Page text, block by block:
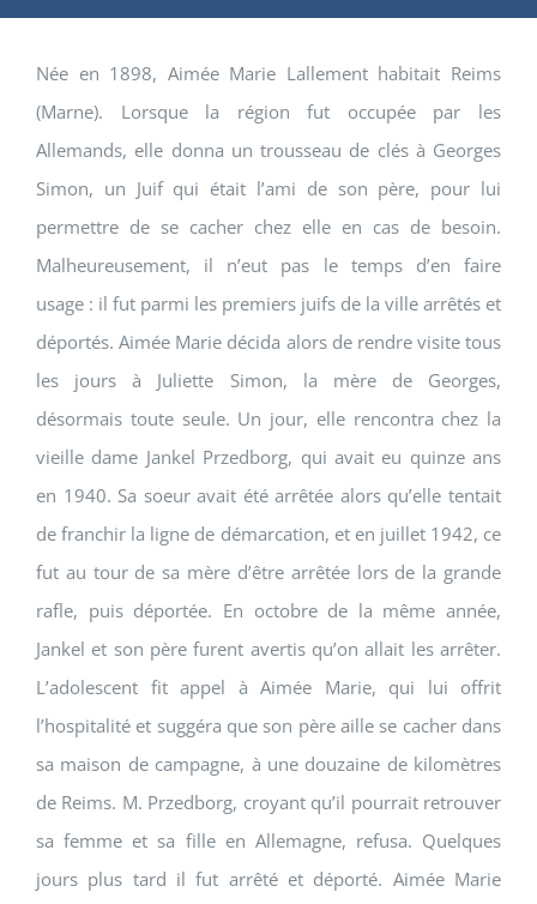
Née en 1898, Aimée Marie Lallement habitait Reims
(Marne). Lorsque la région fut occupée par les
Allemands, elle donna un trousseau de clés à Georges
Simon, un Juif qui était l’ami de son père, pour lui
permettre de se cacher chez elle en cas de besoin.
Malheureusement, il n’eut pas le temps d’en faire
usage : il fut parmi les premiers juifs de la ville arrêtés et
déportés. Aimée Marie décida alors de rendre visite tous
les jours à Juliette Simon, la mère de Georges,
désormais toute seule. Un jour, elle rencontra chez la
vieille dame Jankel Przedborg, qui avait eu quinze ans
en 1940. Sa soeur avait été arrêtée alors qu’elle tentait
de franchir la ligne de démarcation, et en juillet 1942, ce
fut au tour de sa mère d’être arrêtée lors de la grande
rafle, puis déportée. En octobre de la même année,
Jankel et son père furent avertis qu’on allait les arrêter.
L’adolescent fit appel à Aimée Marie, qui lui offrit
l’hospitalité et suggéra que son père aille se cacher dans
sa maison de campagne, à une douzaine de kilomètres
de Reims. M. Przedborg, croyant qu’il pourrait retrouver
sa femme et sa fille en Allemagne, refusa. Quelques
jours plus tard il fut arrêté et déporté. Aimée Marie